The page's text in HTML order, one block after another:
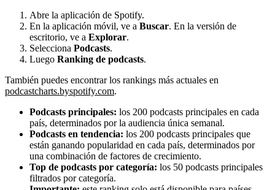
Abre la aplicación de Spotify.
En la aplicación móvil, ve a Buscar. En la versión de
escritorio, ve a Explorar.
Selecciona Podcasts.
Luego Ranking de podcasts.
También puedes encontrar los rankings más actuales en
podcastcharts.byspotify.com.
Podcasts principales: los 200 podcasts principales en cada
país, determinados por la audiencia única semanal.
Podcasts en tendencia: los 200 podcasts principales que
están ganando popularidad en cada país, determinados por
una combinación de factores de crecimiento.
Top de podcasts por categoría: los 50 podcasts principales
filtrados por categoría.